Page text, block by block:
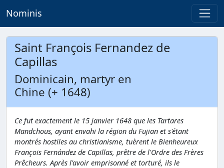
Nominis
Saint François Fernandez de
Capillas
Dominicain, martyr en
Chine (+ 1648)
Ce fut exactement le 15 janvier 1648 que les Tartares
Mandchous, ayant envahi la région du Fujian et s'étant
montrés hostiles au christianisme, tuèrent le Bienheureux
François Fernández de Capillas, prêtre de l'Ordre des Frères
Prêcheurs. Après l'avoir emprisonné et torturé, ils le